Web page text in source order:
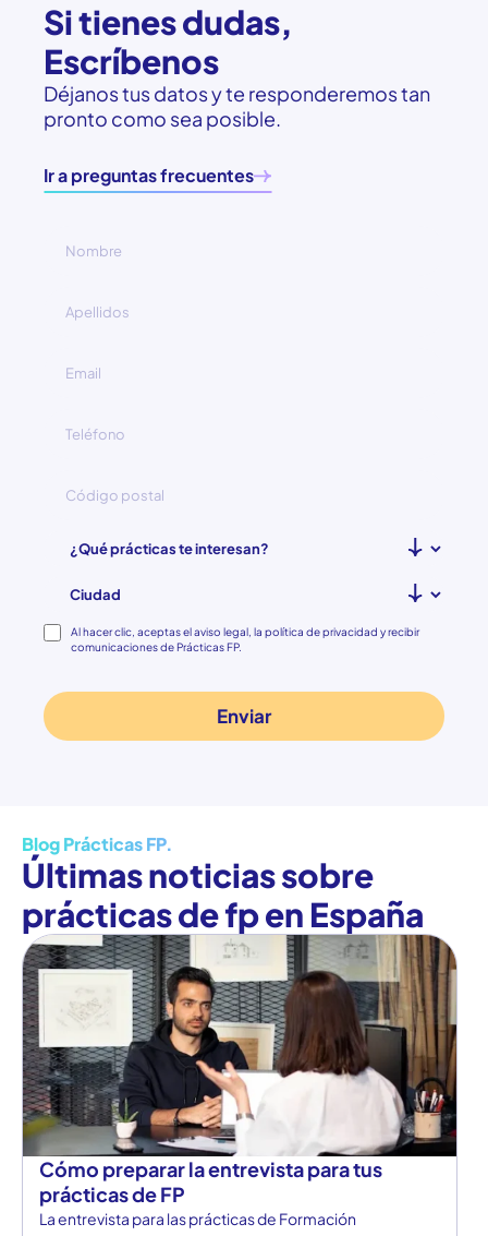
Si tienes dudas,
Escríbenos
Déjanos tus datos y te responderemos tan
pronto como sea posible.
Ir a preguntas frecuentes
Consentimiento
Al hacer clic, aceptas el aviso legal, la política de privacidad y recibir
comunicaciones de Prácticas FP.
Blog Prácticas FP.
Últimas noticias sobre
prácticas de fp en España
Cómo preparar la entrevista para tus
prácticas de FP
La entrevista para las prácticas de Formación